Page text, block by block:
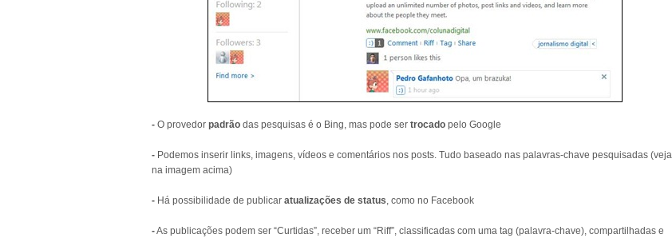
- O provedor padrão das pesquisas é o Bing, mas pode ser trocado pelo Google
- Podemos inserir links, imagens, vídeos e comentários nos posts. Tudo baseado nas palavras-chave pesquisadas (veja
na imagem acima)
- Há possibilidade de publicar atualizações de status , como no Facebook
-As publicações podem ser “Curtidas”, receber um “Riff”, classificadas com uma tag (palavra-chave), compartilhadas e